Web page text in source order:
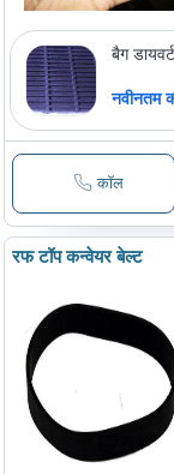
बैग
नवीनतम
कॉल
रफ टॉप कन्वेयर बेल्ट